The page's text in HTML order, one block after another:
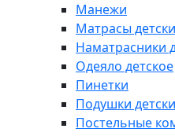
Манежи
Матрасы
Наматрасники
Одеяло детское
Пинетки
Подушки
Постельные